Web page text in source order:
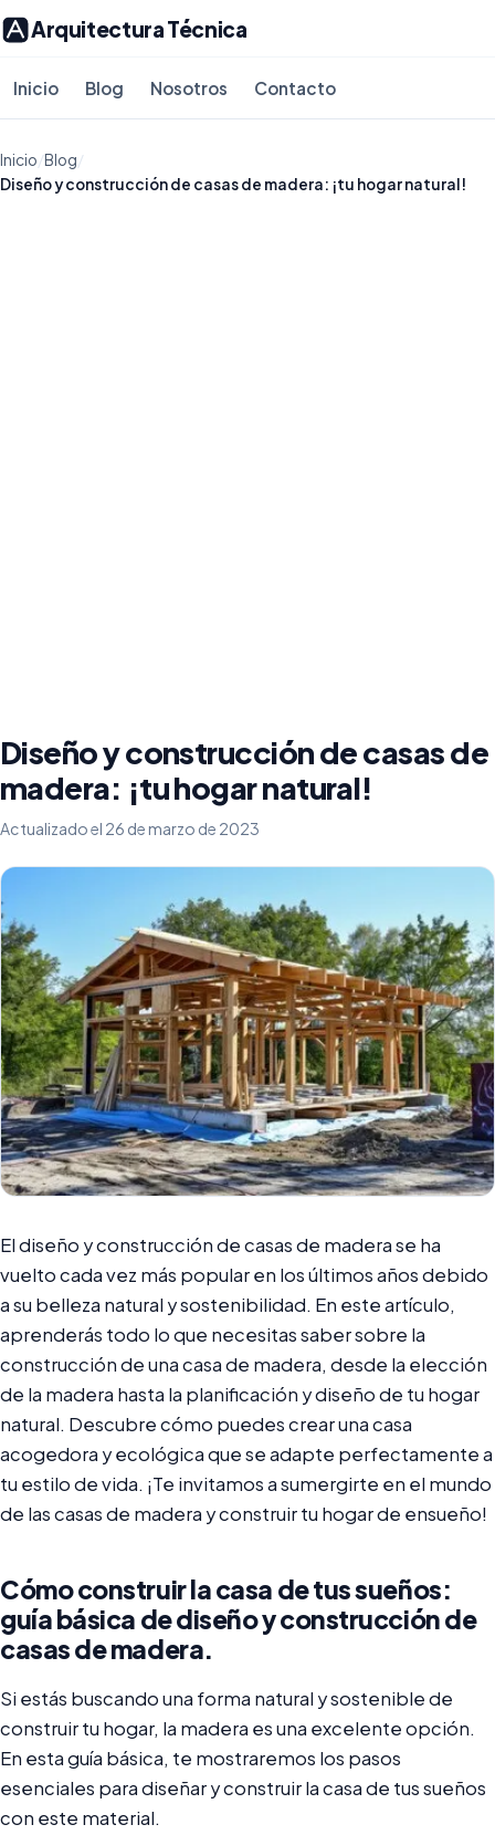
Arquitectura Técnica
Inicio Blog Nosotros Contacto
Inicio/Blog/
Diseño y construcción de casas de madera: ¡tu hogar natural!
Diseño y construcción de casas de
madera: ¡tu hogar natural!
Actualizado el 26 de marzo de 2023
El diseño y construcción de casas de madera se ha
vuelto cada vez más popular en los últimos años debido
a su belleza natural y sostenibilidad. En este artículo,
aprenderás todo lo que necesitas saber sobre la
construcción de una casa de madera, desde la elección
de la madera hasta la planificación y diseño de tu hogar
natural. Descubre cómo puedes crear una casa
acogedora y ecológica que se adapte perfectamente a
tu estilo de vida. ¡Te invitamos a sumergirte en el mundo
de las casas de madera y construir tu hogar de ensueño!
Cómo construir la casa de tus sueños:
guía básica de diseño y construcción de
casas de madera.
Si estás buscando una forma natural y sostenible de
construir tu hogar, la madera es una excelente opción.
En esta guía básica, te mostraremos los pasos
esenciales para diseñar y construir la casa de tus sueños
con este material.